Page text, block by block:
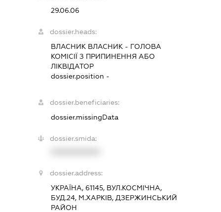
29.06.06
dossier.heads:
ВЛАСНИК ВЛАСНИК - ГОЛОВА
КОМІСІЇ З ПРИПИНЕННЯ АБО
ЛІКВІДАТОР
dossier.position -
dossier.beneficiaries:
dossier.missingData
dossier.smida:
dossier.address:
УКРАЇНА, 61145, ВУЛ.КОСМІЧНА,
БУД.24, М.ХАРКІВ, ДЗЕРЖИНСЬКИЙ
РАЙОН